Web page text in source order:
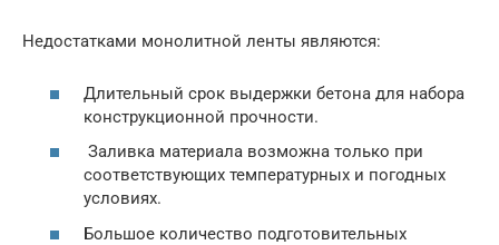
Недостатками монолитной ленты являются:
Длительный срок выдержки бетона для набора
конструкционной прочности.
Заливка материала возможна только при
соответствующих температурных и погодных
условиях.
Большое количество подготовительных